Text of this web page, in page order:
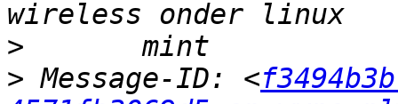
>
> Message-ID: <